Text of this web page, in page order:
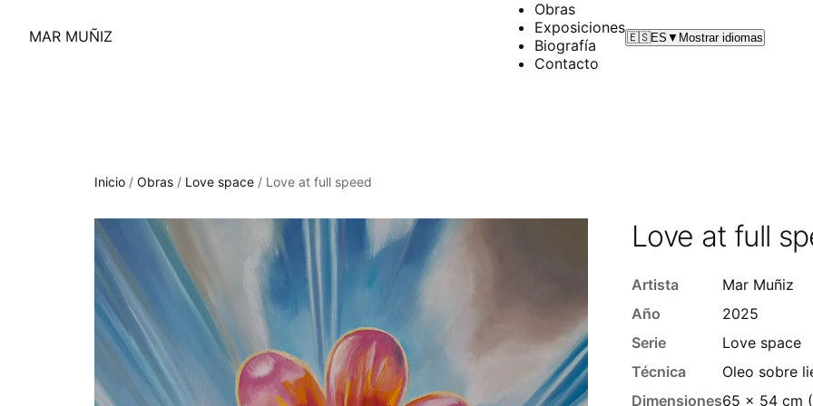
MAR MUÑIZ
Obras
Exposiciones
Biografía
Contacto
🇪🇸ES ▼ Mostrar idiomas
Inicio / Obras / Love space / Love at full speed
Love at full
Artista
Mar Muñiz
Año
2025
Serie
Love space
Técnica
Oleo sobre
Dimensiones65 x 54 cm